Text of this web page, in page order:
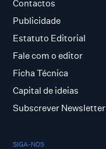
Contactos
Publicidade
Estatuto Editorial
Fale com o editor
Ficha Técnica
Capital de ideias
Subscrever Newsletter
SIGA-NOS